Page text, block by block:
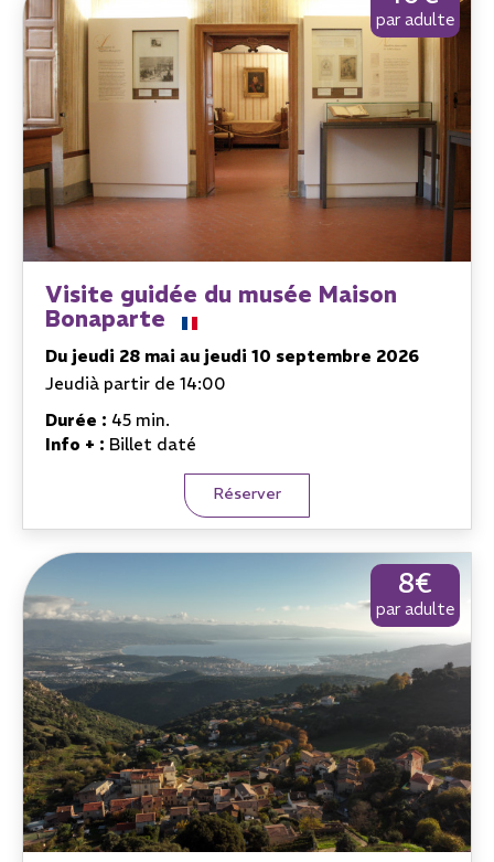
Visite guidée du musée Maison
Bonaparte
Du jeudi 28 mai au jeudi 10 septembre 2026
Jeudià partir de 14:00
par adulte
Durée : 45 min.
Info + : Billet daté
Réserver
8€
par adulte